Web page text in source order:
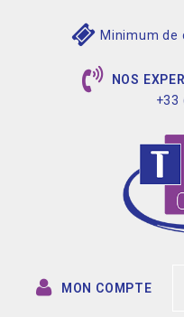
Minimum de
NOS
+33
MON COMPTE